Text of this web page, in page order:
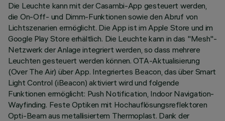
Die Leuchte kann mit der Casambi-App gesteuert werden,
die On-Off- und Dimm-Funktionen sowie den Abruf von
Lichtszenarien ermöglicht. Die App ist im Apple Store und im
Google Play Store erhältlich. Die Leuchte kann in das "Mesh"-
Netzwerk der Anlage integriert werden, so dass mehrere
Leuchten gesteuert werden können. OTA-Aktualisierung
(Over The Air) über App. Integriertes Beacon, das über Smart
Light Control (iBeacon) aktiviert wird und folgende
Funktionen ermöglicht: Push Notification, Indoor Navigation-
Wayfinding. Feste Optiken mit Hochauflösungsreflektoren
Opti-Beam aus metallisiertem Thermoplast. Dank der